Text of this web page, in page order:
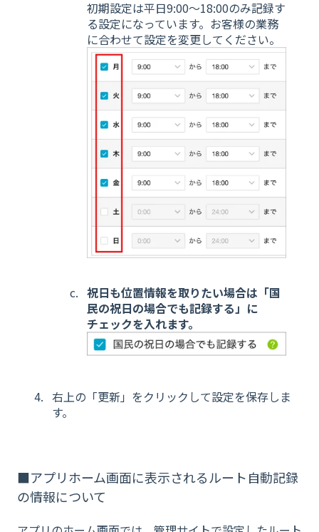
初期設定は平日9:00〜18:00のみ記録す
る設定になっています。お客様の業務
に合わせて設定を変更してください。
祝日も位置情報を取りたい場合は「国
民の祝日の場合でも記録する」に
チェックを入れます。
右上の「更新」をクリックして設定を保存しま
す。
■アプリホーム画面に表示されるルート自動記録
の情報について